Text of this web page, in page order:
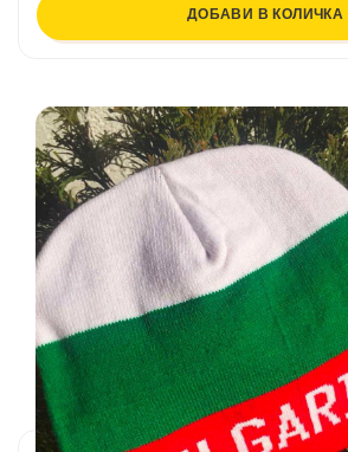
ДОБАВИ В КОЛИЧКА